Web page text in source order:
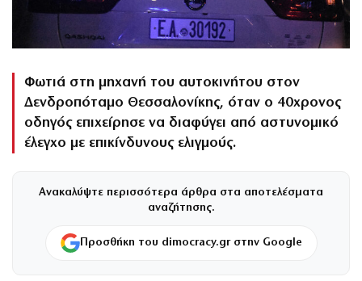
Φωτιά στη μηχανή του αυτοκινήτου στον
Δενδροπόταμο Θεσσαλονίκης, όταν ο 40χρονος
οδηγός επιχείρησε να διαφύγει από αστυνομικό
έλεγχο με επικίνδυνους ελιγμούς.
Ανακαλύψτε περισσότερα άρθρα στα αποτελέσματα
αναζήτησης.
Προσθήκη του dimocracy.gr στην Google